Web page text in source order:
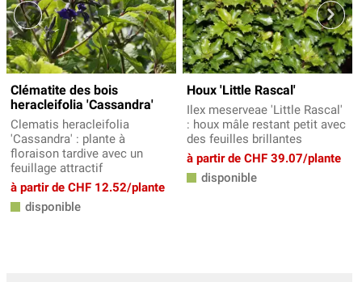
Clématite des bois
heracleifolia 'Cassandra'
Clematis heracleifolia
'Cassandra' : plante à
floraison tardive avec un
feuillage attractif
à partir de CHF 12.52/plante
disponible
Houx 'Little Rascal'
Ilex meserveae 'Little Rascal'
: houx mâle restant petit avec
des feuilles brillantes
à partir de CHF 39.07/plante
disponible